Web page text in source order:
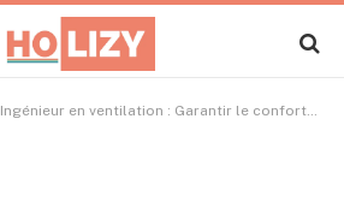
Ingénieur en ventilation : Garantir le confort et la sécurité des bâtiments